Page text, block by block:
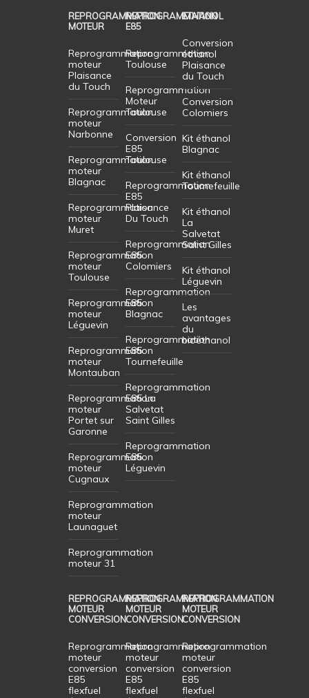
REPROGRAMMATION
MOTEUR
Reprogrammation
moteur
Plaisance
du Touch
Reprogrammation
moteur
Narbonne
Reprogrammation
moteur
Blagnac
Reprogrammation
moteur
Muret
Reprogrammation
moteur
Toulouse
Reprogrammation
moteur
Léguevin
Reprogrammation
moteur
Montauban
Reprogrammation
moteur
Portet sur
Garonne
Reprogrammation
moteur
Cugnaux
Reprogrammation
moteur
Launaguet
Reprogrammation
moteur 31
REPROGRAMMATION
E85
Reprogrammation
Toulouse
Reprogrammation
Moteur
Toulouse
Conversion
E85
Toulouse
Reprogrammation
E85
Plaisance
Du Touch
Reprogrammation
E85
Colomiers
Reprogrammation
E85
Blagnac
Reprogrammation
E85
Tournefeuille
Reprogrammation
E85 La
Salvetat
Saint Gilles
Reprogrammation
E85
Léguevin
ETHANOL
Conversion
éthanol
Plaisance
du Touch
Conversion
Colomiers
Kit éthanol
Blagnac
Kit éthanol
Tournefeuille
Kit éthanol
La
Salvetat
Saint Gilles
Kit éthanol
Léguevin
Les
avantages
du
bioéthanol
REPROGRAMMATION
MOTEUR
CONVERSION
Reprogrammation
moteur
conversion
E85
flexfuel
REPROGRAMMATION
MOTEUR
CONVERSION
Reprogrammation
moteur
conversion
E85
flexfuel
REPROGRAMMATION
MOTEUR
CONVERSION
Reprogrammation
moteur
conversion
E85
flexfuel